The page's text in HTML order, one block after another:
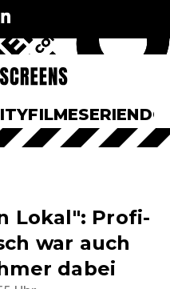
FILMESERIEN
Lokal": Profi-
war auch
dabei